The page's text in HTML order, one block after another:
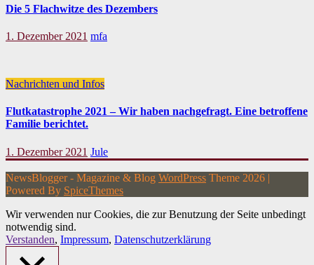
Die 5 Flachwitze des Dezembers
1. Dezember 2021 mfa
Nachrichten und Infos
Flutkatastrophe 2021 – Wir haben nachgefragt. Eine betroffene
Familie berichtet.
1. Dezember 2021 Jule
NewsBlogger - Magazine & Blog WordPress Theme 2026 |
Powered By SpiceThemes
Wir verwenden nur Cookies, die zur Benutzung der Seite unbedingt
notwendig sind.
Verstanden, Impressum, Datenschutzerklärung